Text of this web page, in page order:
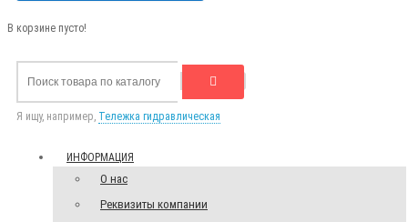
В корзине пусто!
Я ищу, например, Тележка гидравлическая
ИНФОРМАЦИЯ
О нас
Реквизиты компании